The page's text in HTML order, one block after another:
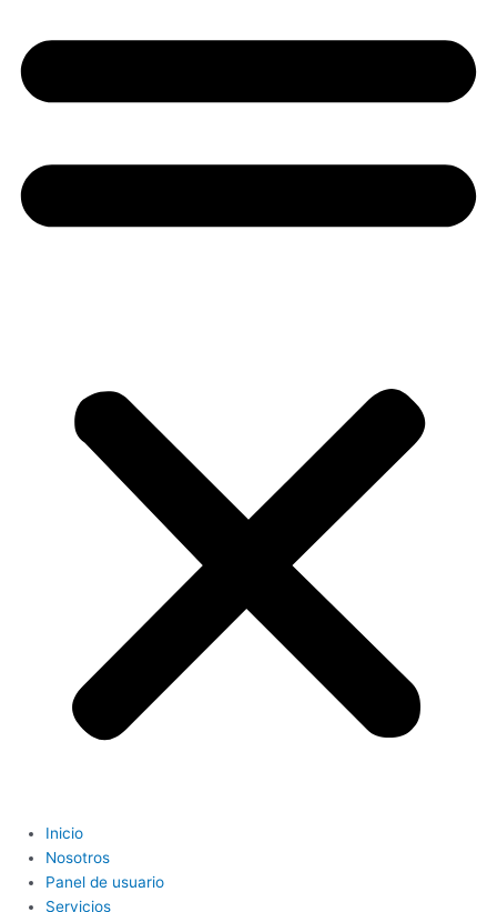
Inicio
Nosotros
Panel de usuario
Servicios